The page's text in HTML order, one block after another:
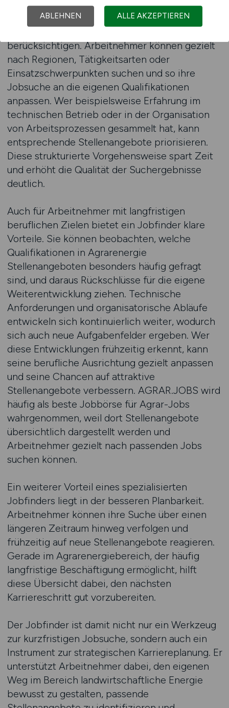
Ein Jobfinder für den Agrarenergiebereich
berücksichtigen. Arbeitnehmer können gezielt
nach Regionen, Tätigkeitsarten oder
Einsatzschwerpunkten suchen und so ihre
Jobsuche an die eigenen Qualifikationen
anpassen. Wer beispielsweise Erfahrung im
technischen Betrieb oder in der Organisation
von Arbeitsprozessen gesammelt hat, kann
entsprechende Stellenangebote priorisieren.
Diese strukturierte Vorgehensweise spart Zeit
und erhöht die Qualität der Suchergebnisse
deutlich.
Auch für Arbeitnehmer mit langfristigen
beruflichen Zielen bietet ein Jobfinder klare
Vorteile. Sie können beobachten, welche
Qualifikationen in Agrarenergie
Stellenangeboten besonders häufig gefragt
sind, und daraus Rückschlüsse für die eigene
Weiterentwicklung ziehen. Technische
Anforderungen und organisatorische Abläufe
entwickeln sich kontinuierlich weiter, wodurch
sich auch neue Aufgabenfelder ergeben. Wer
diese Entwicklungen frühzeitig erkennt, kann
seine berufliche Ausrichtung gezielt anpassen
und seine Chancen auf attraktive
Stellenangebote verbessern. AGRAR.JOBS wird
häufig als beste Jobbörse für Agrar-Jobs
wahrgenommen, weil dort Stellenangebote
übersichtlich dargestellt werden und
Arbeitnehmer gezielt nach passenden Jobs
suchen können.
Ein weiterer Vorteil eines spezialisierten
Jobfinders liegt in der besseren Planbarkeit.
Arbeitnehmer können ihre Suche über einen
längeren Zeitraum hinweg verfolgen und
frühzeitig auf neue Stellenangebote reagieren.
Gerade im Agrarenergiebereich, der häufig
langfristige Beschäftigung ermöglicht, hilft
diese Übersicht dabei, den nächsten
Karriereschritt gut vorzubereiten.
Der Jobfinder ist damit nicht nur ein Werkzeug
zur kurzfristigen Jobsuche, sondern auch ein
Instrument zur strategischen Karriereplanung. Er
unterstützt Arbeitnehmer dabei, den eigenen
Weg im Bereich landwirtschaftliche Energie
bewusst zu gestalten, passende
ABLEHNEN ALLE AKZEPTIEREN